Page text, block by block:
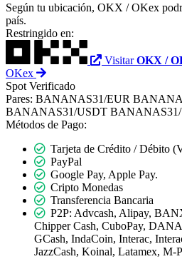
Según tu ubicación, OKX / OKex
país.
Restringido en:
VisitarOKX /
OKex
Spot Verificado
Pares: BANANAS31/EUR
BANANAS31/USDT
Métodos de Pago:
Tarjeta de Crédito / Débito
PayPal
Google Pay, Apple Pay.
Cripto Monedas
Transferencia Bancaria
P2P: Advcash, Alipay,
Chipper Cash, CuboPay,
GCash, IndaCoin, Interac,
JazzCash, Koinal, Latamex, M-